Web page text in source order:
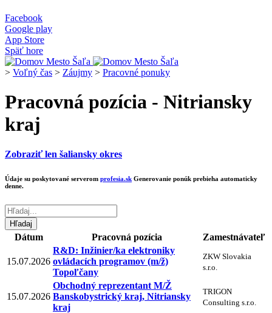
Facebook
Google play
App Store
Späť hore
> Voľný čas > Záujmy > Pracovné ponuky
Pracovná pozícia - Nitriansky
kraj
Zobraziť len šaliansky okres
Údaje su poskytované serverom profesia.sk Generovanie ponúk prebieha automaticky
denne.
Dátum Pracovná pozícia Zamestnávateľ
15.07.2026
R&D: Inžinier/ka elektroniky
ovládacích programov (m/ž)
Topoľčany
ZKW Slovakia
s.r.o.
15.07.2026
Obchodný reprezentant M/Ž
Banskobystrický kraj, Nitriansky
kraj
TRIGON
Consulting s.r.o.